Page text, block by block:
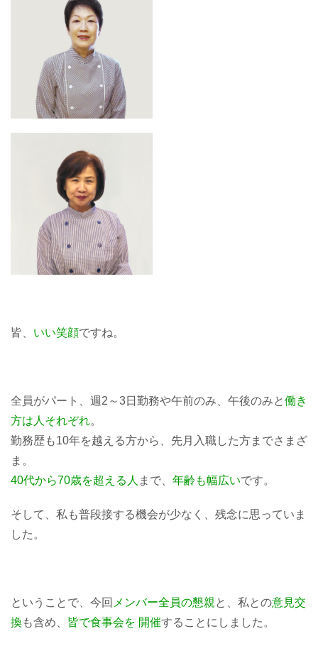
皆、 いい笑顔ですね。
全員がパート、週2～3日勤務や午前のみ、午後のみと働き
方は人それぞれ。
勤務歴も10年を越える方から、先月入職した方までさまざ
ま。
40代から70歳を超える人 まで、 年齢も幅広いです。
そして、私も普段接する機会が少なく、残念に思っていま
した。
ということで、今回 メンバー全員の懇親と、私との意見交
換 も含め、 皆で食事会を 開催することにしました。